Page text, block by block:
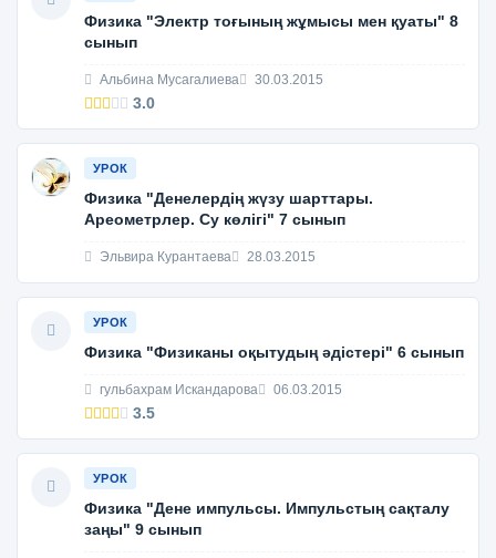
Физика "Электр тоғының жұмысы мен қуаты" 8
сынып
Альбина Мусагалиева 30.03.2015
3.0
УРОК
Физика "Денелердің жүзу шарттары.
Ареометрлер. Су көлiгi" 7 сынып
Эльвира Курантаева 28.03.2015
УРОК
Физика "Физиканы оқытудың әдістері" 6 сынып
гульбахрам Искандарова 06.03.2015
3.5
УРОК
Физика "Дене импульсы. Импульстың сақталу
заңы" 9 сынып